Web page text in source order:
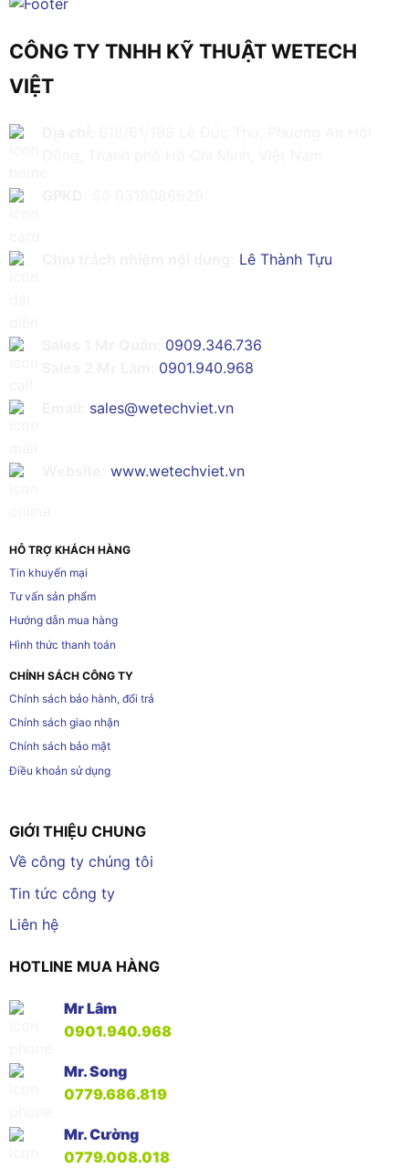
CÔNG TY TNHH KỸ THUẬT WETECH
VIỆT
Lê Thành Tựu
0909.346.736
0901.940.968
sales@wetechviet.vn
www.wetechviet.vn
HỖ TRỢ KHÁCH HÀNG
Tin khuyến mại
Tư vấn sản phẩm
Hướng dẫn mua hàng
Hình thức thanh toán
CHÍNH SÁCH CÔNG TY
Chính sách bảo hành, đổi trả
Chính sách giao nhận
Chính sách bảo mật
Điều khoản sử dụng
GIỚI THIỆU CHUNG
Về công ty chúng tôi
Tin tức công ty
Liên hệ
HOTLINE MUA HÀNG
Mr Lâm
0901.940.968
Mr. Song
0779.686.819
Mr. Cường
0779.008.018